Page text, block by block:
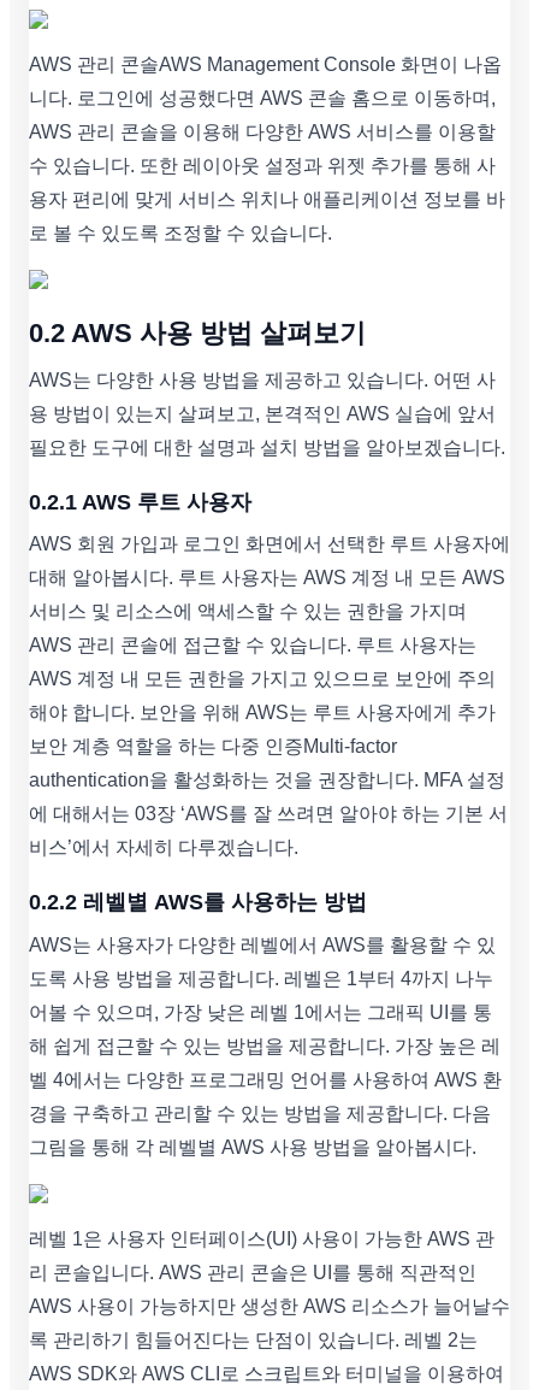
AWS 관리 콘솔AWS Management Console 화면이 나옵
니다. 로그인에 성공했다면 AWS 콘솔 홈으로 이동하며,
AWS 관리 콘솔을 이용해 다양한 AWS 서비스를 이용할
수 있습니다. 또한 레이아웃 설정과 위젯 추가를 통해 사
용자 편리에 맞게 서비스 위치나 애플리케이션 정보를 바
로 볼 수 있도록 조정할 수 있습니다.
0.2 AWS 사용 방법 살펴보기
AWS는 다양한 사용 방법을 제공하고 있습니다. 어떤 사
용 방법이 있는지 살펴보고, 본격적인 AWS 실습에 앞서
필요한 도구에 대한 설명과 설치 방법을 알아보겠습니다.
0.2.1 AWS 루트 사용자
AWS 회원 가입과 로그인 화면에서 선택한 루트 사용자에
대해 알아봅시다. 루트 사용자는 AWS 계정 내 모든 AWS
서비스 및 리소스에 액세스할 수 있는 권한을 가지며
AWS 관리 콘솔에 접근할 수 있습니다. 루트 사용자는
AWS 계정 내 모든 권한을 가지고 있으므로 보안에 주의
해야 합니다. 보안을 위해 AWS는 루트 사용자에게 추가
보안 계층 역할을 하는 다중 인증Multi-factor
authentication을 활성화하는 것을 권장합니다. MFA 설정
에 대해서는 03장 ‘AWS를 잘 쓰려면 알아야 하는 기본 서
비스’에서 자세히 다루겠습니다.
0.2.2 레벨별 AWS를 사용하는 방법
AWS는 사용자가 다양한 레벨에서 AWS를 활용할 수 있
도록 사용 방법을 제공합니다. 레벨은 1부터 4까지 나누
어볼 수 있으며, 가장 낮은 레벨 1에서는 그래픽 UI를 통
해 쉽게 접근할 수 있는 방법을 제공합니다. 가장 높은 레
벨 4에서는 다양한 프로그래밍 언어를 사용하여 AWS 환
경을 구축하고 관리할 수 있는 방법을 제공합니다. 다음
그림을 통해 각 레벨별 AWS 사용 방법을 알아봅시다.
레벨 1은 사용자 인터페이스(UI) 사용이 가능한 AWS 관
리 콘솔입니다. AWS 관리 콘솔은 UI를 통해 직관적인
AWS 사용이 가능하지만 생성한 AWS 리소스가 늘어날수
록 관리하기 힘들어진다는 단점이 있습니다. 레벨 2는
AWS SDK와 AWS CLI로 스크립트와 터미널을 이용하여